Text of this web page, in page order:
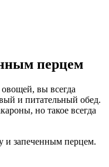
перцем
вы всегда
и питательный обед.
но такое всегда
и запеченным перцем.